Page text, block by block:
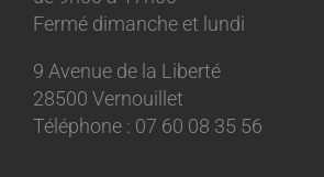
Fermé dimanche et lundi
9 Avenue de la Liberté
28500 Vernouillet
Téléphone : 07 60 08 35 56